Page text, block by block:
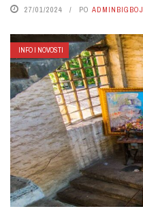
27/01/2024 PO ADMINBIGBOJ
INFO I NOVOSTI